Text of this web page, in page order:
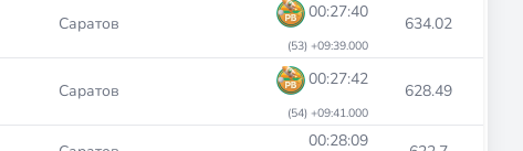
Саратов
00:27:40
(53) +09:39.000
634.02
Саратов
00:27:42
(54) +09:41.000
628.49
00:28:09